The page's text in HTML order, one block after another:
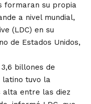
formaran su propia
a nivel mundial,
(LDC) en su
de Estados Unidos,
billones de
latino tuvo la
alta entre las diez